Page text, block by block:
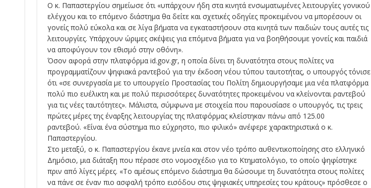
Ο κ. Παπαστεργίου σημείωσε ότι «υπάρχουν ήδη στα κινητά ενσωματωμένες λειτουργίες γονικού
ελέγχου και το επόμενο διάστημα θα δείτε και σχετικές οδηγίες προκειμένου να μπορέσουν οι
γονείς πολύ εύκολα και σε λίγα βήματα να εγκαταστήσουν στα κινητά των παιδιών τους αυτές τις
λειτουργίες. Υπάρχουν ώριμες σκέψεις για επόμενα βήματα για να βοηθήσουμε γονείς και παιδιά
να αποφύγουν τον εθισμό στην οθόνη».
Όσον αφορά στην πλατφόρμα id.gov.gr, η οποία δίνει τη δυνατότητα στους πολίτες να
προγραμματίζουν ψηφιακά ραντεβού για την έκδοση νέου τύπου ταυτοτήτας, ο υπουργός τόνισε
ότι «σε συνεργασία με το υπουργείο Προστασίας του Πολίτη δημιουργήσαμε μια νέα πλατφόρμα
πολύ πιο ευέλικτη και με πολύ περισσότερες δυνατότητες προκειμένου να κλείνονται ραντεβού
για τις νέες ταυτότητες». Μάλιστα, σύμφωνα με στοιχεία που παρουσίασε ο υπουργός, τις τρεις
πρώτες μέρες της έναρξης λειτουργίας της πλατφόρμας κλείστηκαν πάνω από 125.00
ραντεβού. «Είναι ένα σύστημα πιο εύχρηστο, πιο φιλικό» ανέφερε χαρακτηριστικά ο κ.
Παπαστεργίου.
Στο μεταξύ, ο κ. Παπαστεργίου έκανε μνεία και στον νέο τρόπο αυθεντικοποίησης στο ελληνικό
Δημόσιο, μια διάταξη που πέρασε στο νομοσχέδιο για το Κτηματολόγιο, το οποίο ψηφίστηκε
πριν από λίγες μέρες. «Το αμέσως επόμενο διάστημα θα δώσουμε τη δυνατότητα στους πολίτες
να πάνε σε έναν πιο ασφαλή τρόπο εισόδου στις ψηφιακές υπηρεσίες του κράτους» πρόσθεσε ο